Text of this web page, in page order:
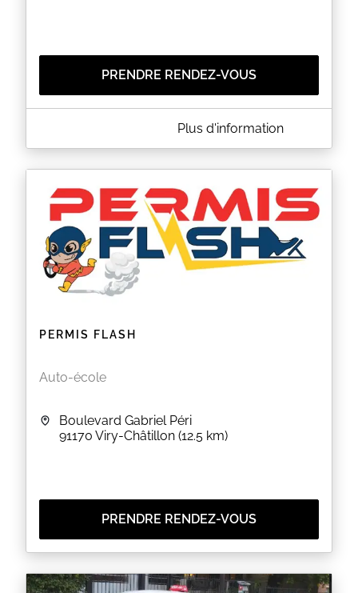
PRENDRE RENDEZ-VOUS
A PROPOS DE MOTO TEAM 91
Mototeam91
EN SAVOIR PLUS
Plus d'information
PERMIS FLASH
Auto-école
Boulevard Gabriel Péri
91170 Viry-Châtillon (12.5 km)
PRENDRE RENDEZ-VOUS